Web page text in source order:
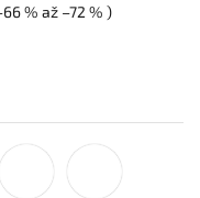
% až –72 % )